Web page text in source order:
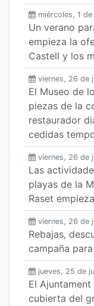
miércoles, 1
Un verano
empieza la
Castell y los
viernes, 26 de
El Museo de
piezas de la
restaurador
cedidas
viernes, 26 de
Las
playas de la
Raset
viernes, 26 de
Rebajas,
campaña
jueves, 25 de
El
cubierta del